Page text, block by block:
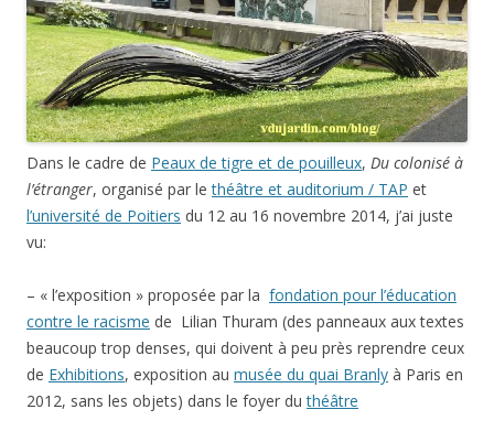
Dans le cadre de Peaux de tigre et de pouilleux, Du colonisé à
l’étranger, organisé par lethéâtre et auditorium / TAP et
l’université de Poitiers du 12 au 16 novembre 2014, j’ai juste
vu:
– « l’exposition » proposée par la fondation pour l’éducation
contre le racisme de Lilian Thuram (des panneaux aux textes
beaucoup trop denses, qui doivent à peu près reprendre ceux
de Exhibitions, exposition au musée du quai Branly à Paris en
2012, sans les objets) dans le foyer duthéâtre